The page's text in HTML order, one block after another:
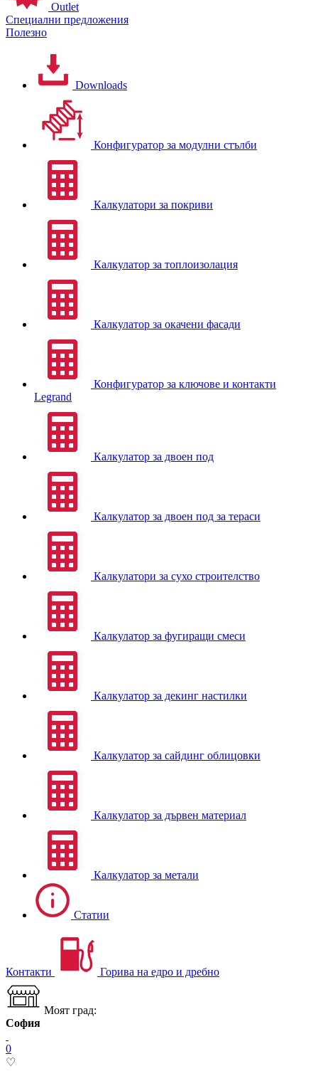
Outlet
Специални предложения
Полезно
Downloads
Конфигуратор за модулни стълби
Калкулатори за покриви
Калкулатор за топлоизолация
Калкулатор за окачени фасади
Конфигуратор за ключове и контакти
Legrand
Калкулатор за двоен под
Калкулатор за двоен под за тераси
Калкулатори за сухо строителство
Калкулатор за фугиращи смеси
Калкулатор за декинг настилки
Калкулатор за сайдинг облицовки
Калкулатор за дървен материал
Калкулатор за метали
Статии
Контакти Горива на едро и дребно
Моят град:
София
0
♡